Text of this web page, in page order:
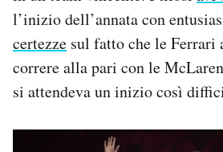
l’inizio dell’annata con
certezze sul fatto che le Ferrari
correre alla pari con le
si attendeva un inizio così